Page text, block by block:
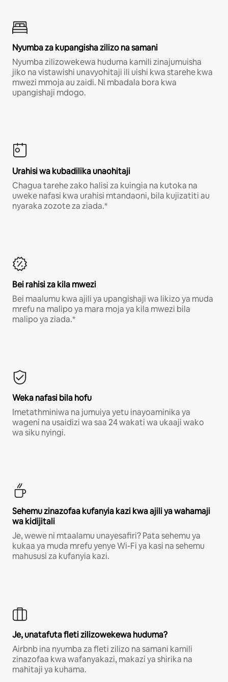
Nyumba za kupangisha zilizo na samani
Nyumba zilizowekewa huduma kamili zinajumuisha
jiko na vistawishi unavyohitaji ili uishi kwa starehe kwa
mwezi mmoja au zaidi. Ni mbadala bora kwa
upangishaji mdogo.
Urahisi wa kubadilika unaohitaji
Chagua tarehe zako halisi za kuingia na kutoka na
uweke nafasi kwa urahisi mtandaoni, bila kujizatiti au
nyaraka zozote za ziada.*
Bei rahisi za kila mwezi
Bei maalumu kwa ajili ya upangishaji wa likizo ya muda
mrefu na malipo ya mara moja ya kila mwezi bila
malipo ya ziada.*
Weka nafasi bila hofu
Imetathminiwa na jumuiya yetu inayoaminika ya
wageni na usaidizi wa saa 24 wakati wa ukaaji wako
wa siku nyingi.
Sehemu zinazofaa kufanyia kazi kwa ajili ya wahamaji
wa kidijitali
Je, wewe ni mtaalamu unayesafiri? Pata sehemu ya
kukaa ya muda mrefu yenye Wi-Fi ya kasi na sehemu
mahususi za kufanyia kazi.
Je, unatafuta fleti zilizowekewa huduma?
Airbnb ina nyumba za fleti zilizo na samani kamili
zinazofaa kwa wafanyakazi, makazi ya shirika na
mahitaji ya kuhama.